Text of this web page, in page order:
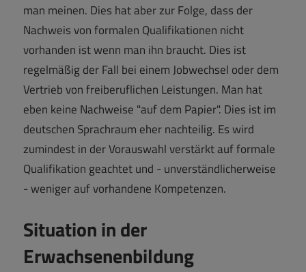
man meinen. Dies hat aber zur Folge, dass der
Nachweis von formalen Qualifikationen nicht
vorhanden ist wenn man ihn braucht. Dies ist
regelmäßig der Fall bei einem Jobwechsel oder dem
Vertrieb von freiberuflichen Leistungen. Man hat
eben keine Nachweise "auf dem Papier". Dies ist im
deutschen Sprachraum eher nachteilig. Es wird
zumindest in der Vorauswahl verstärkt auf formale
Qualifikation geachtet und - unverständlicherweise
- weniger auf vorhandene Kompetenzen.
Situation in der
Erwachsenenbildung